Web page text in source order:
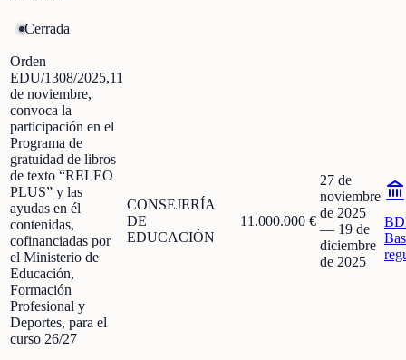
Cerrada
Orden
EDU/1308/2025,11
de noviembre,
convoca la
participación en el
Programa de
gratuidad de libros
de texto “RELEO
PLUS” y las
ayudas en él
contenidas,
cofinanciadas por
el Ministerio de
Educación,
Formación
Profesional y
Deportes, para el
curso 26/27
CONSEJERÍA
DE
EDUCACIÓN
11.000.000 €
27 de
noviembre
de 2025
— 19 de
diciembre
de 2025